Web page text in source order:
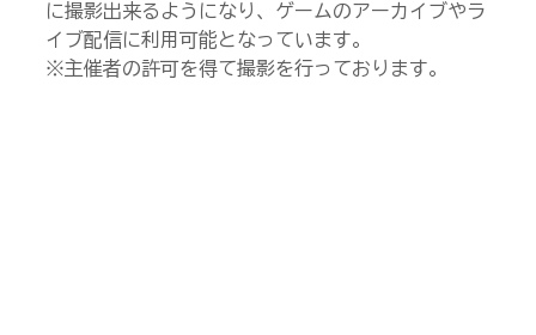
に撮影出来るようになり、ゲームのアーカイブやラ
イブ配信に利用可能となっています。
※主催者の許可を得て撮影を行っております。